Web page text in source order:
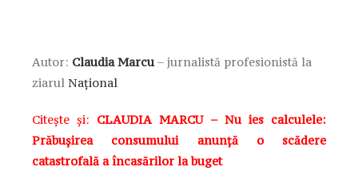
Autor: Claudia Marcu– jurnalistă profesionistă la
ziarul Național
Citește și: CLAUDIA MARCU – Nu ies calculele:
Prăbușirea consumului anunță o scădere
catastrofală a încasărilor la buget